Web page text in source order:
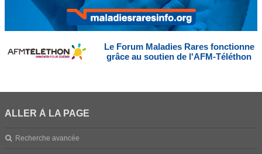
Le Forum Maladies Rares fonctionne
grâce au soutien de l'AFM-Téléthon
ALLER À LA PAGE
Recherche avancée